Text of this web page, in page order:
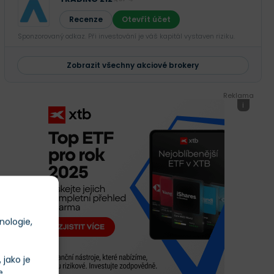
je
Recenze Otevřít účet
Sponzorovaný odkaz. Při investování je váš kapitál vystaven riziku.
Zobrazit všechny akciové brokery
Reklama
i